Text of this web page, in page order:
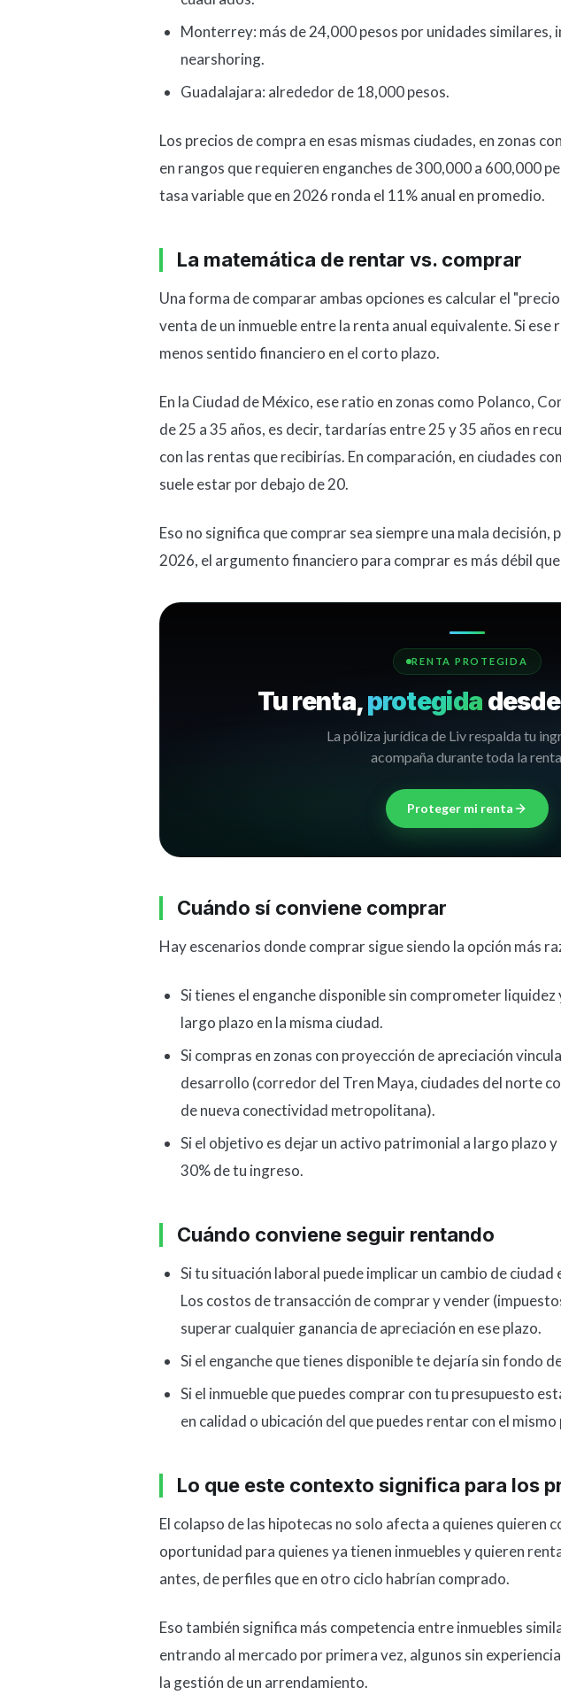
Monterrey: más de 24,000 pesos por unidades similares,
nearshoring.
Guadalajara: alrededor de 18,000 pesos.
Los precios de compra en esas mismas ciudades, en zonas
en rangos que requieren enganches de 300,000 a 600,000
tasa variable que en 2026 ronda el 11% anual en promedio.
La matemática de rentar vs. comprar
Una forma de comparar ambas opciones es calcular el
venta de un inmueble entre la renta anual equivalente. Si
menos sentido financiero en el corto plazo.
En la Ciudad de México, ese ratio en zonas como Polanco,
de 25 a 35 años, es decir, tardarías entre 25 y 35 años en
con las rentas que recibirías. En comparación, en ciudades
suele estar por debajo de 20.
Eso no significa que comprar sea siempre una mala decisión,
2026, el argumento financiero para comprar es más débil
RENTA PROTEGIDA
Tu renta,protegida
La póliza jurídica de Liv respalda tu
acompaña durante toda la
Proteger mi renta
Cuándo sí conviene comprar
Hay escenarios donde comprar sigue siendo la opción más
Si tienes el enganche disponible sin comprometer
largo plazo en la misma ciudad.
Si compras en zonas con proyección de apreciación
desarrollo (corredor del Tren Maya, ciudades del norte
de nueva conectividad metropolitana).
Si el objetivo es dejar un activo patrimonial a largo plazo
30% de tu ingreso.
Cuándo conviene seguir rentando
Si tu situación laboral puede implicar un cambio de ciudad
Los costos de transacción de comprar y vender
superar cualquier ganancia de apreciación en ese plazo.
Si el enganche que tienes disponible te dejaría sin fondo
Si el inmueble que puedes comprar con tu presupuesto
en calidad o ubicación del que puedes rentar con el
Lo que este contexto significa para los
El colapso de las hipotecas no solo afecta a quienes quieren
oportunidad para quienes ya tienen inmuebles y quieren
antes, de perfiles que en otro ciclo habrían comprado.
Eso también significa más competencia entre inmuebles
entrando al mercado por primera vez, algunos sin
la gestión de un arrendamiento.